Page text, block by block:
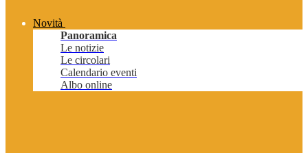
Novità
Panoramica
Le notizie
Le circolari
Calendario eventi
Albo online